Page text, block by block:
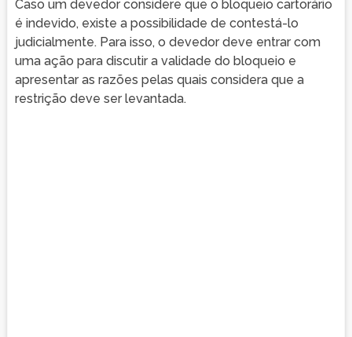
Caso um devedor considere que o bloqueio cartorário
é indevido, existe a possibilidade de contestá-lo
judicialmente. Para isso, o devedor deve entrar com
uma ação para discutir a validade do bloqueio e
apresentar as razões pelas quais considera que a
restrição deve ser levantada.